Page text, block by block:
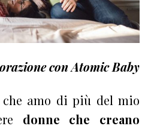
con Atomic Baby
amo di più del mio
donne che creano